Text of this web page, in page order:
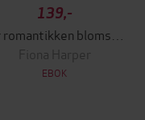
139,-
Fiona Harper
EBOK